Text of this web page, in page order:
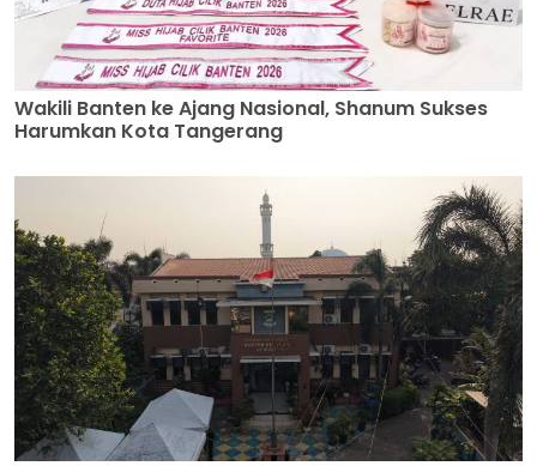
Wakili Banten ke Ajang Nasional, Shanum Sukses
Harumkan Kota Tangerang